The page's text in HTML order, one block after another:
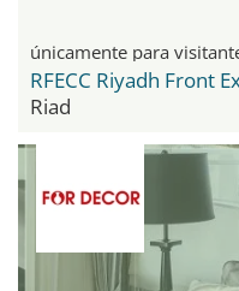
únicamente para
Riad